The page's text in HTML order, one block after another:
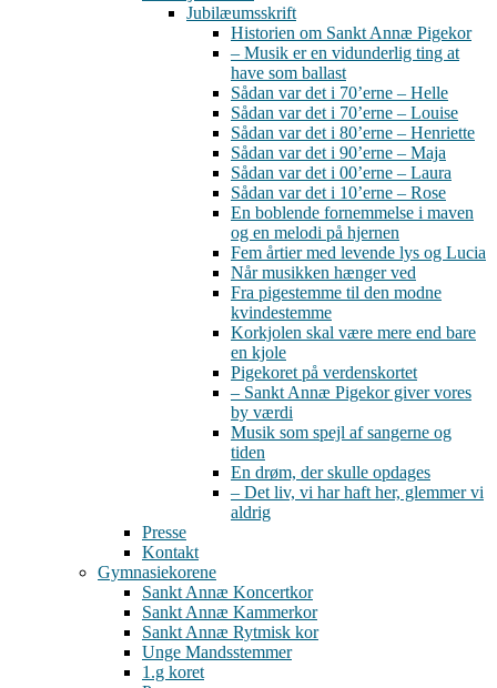
Jubilæumsskrift
Historien om Sankt Annæ Pigekor
– Musik er en vidunderlig ting at
have som ballast
Sådan var det i 70’erne – Helle
Sådan var det i 70’erne – Louise
Sådan var det i 80’erne – Henriette
Sådan var det i 90’erne – Maja
Sådan var det i 00’erne – Laura
Sådan var det i 10’erne – Rose
En boblende fornemmelse i maven
og en melodi på hjernen
Fem årtier med levende lys og Lucia
Når musikken hænger ved
Fra pigestemme til den modne
kvindestemme
Korkjolen skal være mere end bare
en kjole
Pigekoret på verdenskortet
– Sankt Annæ Pigekor giver vores
by værdi
Musik som spejl af sangerne og
tiden
En drøm, der skulle opdages
– Det liv, vi har haft her, glemmer vi
aldrig
Presse
Kontakt
Gymnasiekorene
Sankt Annæ Koncertkor
Sankt Annæ Kammerkor
Sankt Annæ Rytmisk kor
Unge Mandsstemmer
1.g koret